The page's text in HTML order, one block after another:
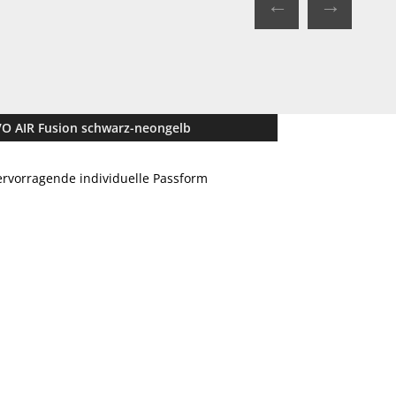
AIR Fusion schwarz-neongelb
individuelle Passform